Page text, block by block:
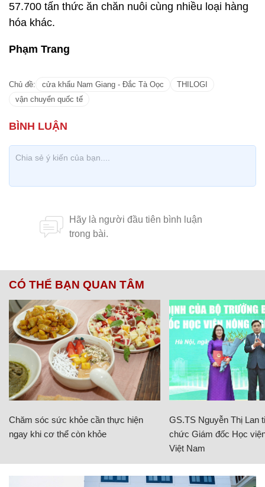
57.700 tấn thức ăn chăn nuôi cùng nhiều loại hàng
hóa khác.
Phạm Trang
Chủ đề: cửa khẩu Nam Giang - Đắc Tà Oọc
THILOGI
vận chuyển quốc tế
CÓ THỂ BẠN QUAN TÂM
Chăm sóc sức khỏe cần thực hiện
ngay khi cơ thể còn khỏe
GS.TS Nguyễn Thị Lan
chức Giám đốc Học
Việt Nam